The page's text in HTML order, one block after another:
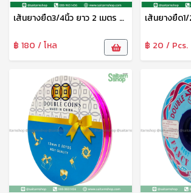
เส้นยางยืด3/4นิ้ว ยาว 2 เมตร แสนสุข
฿ 180 / โหล ฿ 20 / Pcs.